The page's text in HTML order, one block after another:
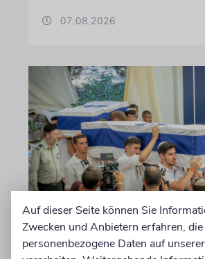
07.08.2026
JERUSALEM
Großeltern
Auf dieser Seite können Sie
Zwecken und Anbietern erfahren, die
personenbezogene Daten auf